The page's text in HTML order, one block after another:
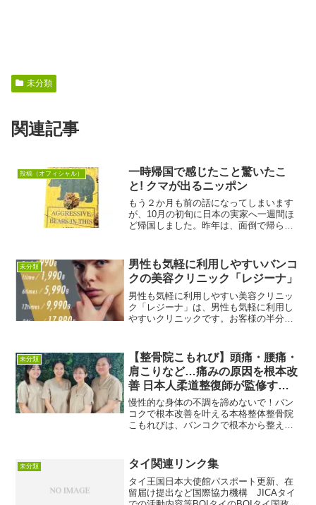
未分類
関連記事
投稿（オフィシャル）
一時帰国で感じたこと驚いたこ
と! クマが出るニッポン
もう２か月も前の話になってしまいます
が、10月の初旬に日本の実家へ一週間ほ
ど帰国しました。昨年は、面倒で帰らな
ます。熊が頻繁に出没するようになった
ということです。お菓子...
未分類
男性も気軽に利用しやすいバンコ
クの美容クリニック「レジーナ」
男性も気軽に利用しやすい美容クリニッ
ク「レジーナ」は、男性も気軽に利用し
やすいクリニックです。お客様の半分は
ジ→ REGINA レジーナ脱毛専門店『ト
ンローホームプレイ...
未分類
【整骨院こもれび】頭痛・腰痛・
肩こりなど…痛みの原因を根本改
善 日本人柔道整復師が監修する
バンコクの隠れ家サロン
慢性的な身体の不調を諦めないで！バン
コクで根本改善を叶える本格整体整骨院
こもれびは、バンコクで根本から整える
ワークで慢性的な肩こり・腰痛に悩んで
いる…」バンコクでの仕...
未分類 タイ関連リンク集
タイ王国日本大使館パスポート更新、在
留届け提出など国際協力機構 JICAタイ